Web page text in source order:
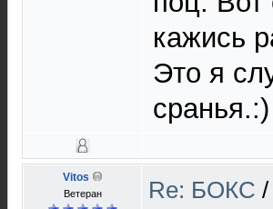
кажись
Это я
сранья.:)
Vitos
Ветеран Re: БОКС /